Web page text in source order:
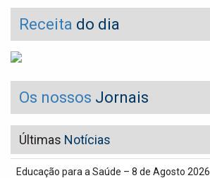
Receita do dia
Os nossos Jornais
Últimas Notícias
Educação para a Saúde – 8 de Agosto 2026